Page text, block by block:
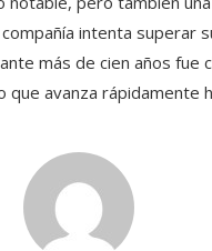
intenta superar
más de cien años fue
avanza rápidamente